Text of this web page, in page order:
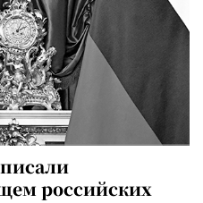
российских